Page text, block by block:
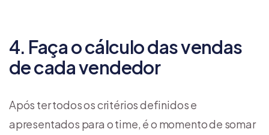
4. Faça o cálculo das vendas
de cada vendedor
Após ter todos os critérios definidos e
apresentados para o time, é o momento de somar